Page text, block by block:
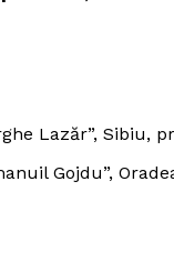
Lazăr”, Sibiu,
Gojdu”,